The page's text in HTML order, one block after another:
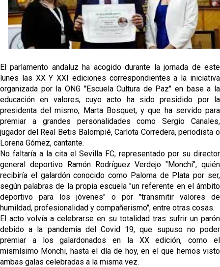
OFICIAL | Juanlu se marcha al Bournemouth
Los posibles herederos del número 16 tras la
marcha de Juanlu
Joan Jordán podría tener al Estrela Amadora como
destino este lunes
El Sevilla FC Femenino ya conoce su rival para
semifinales
IDV reclama dinero al Sevilla por Mercado
El parlamento andaluz ha acogido durante la jornada de este
lunes las XX Y XXI ediciones correspondientes a la iniciativa
organizada por la ONG "Escuela Cultura de Paz" en base a la
educación en valores, cuyo acto ha sido presidido por la
presidenta del mismo, Marta Bosquet, y que ha servido para
premiar a grandes personalidades como Sergio Canales,
jugador del Real Betis Balompié, Carlota Corredera, periodista o
Lorena Gómez, cantante.
No faltaría a la cita el Sevilla FC, representado por su director
general deportivo Ramón Rodríguez Verdejo "Monchi", quién
recibiría el galardón conocido como Paloma de Plata por ser,
según palabras de la propia escuela "un referente en el ámbito
deportivo para los jóvenes" o por "transmitir valores de
humildad, profesionalidad y compañerismo", entre otras cosas.
El acto volvía a celebrarse en su totalidad tras sufrir un parón
debido a la pandemia del Covid 19, que supuso no poder
premiar a los galardonados en la XX edición, como el
mismísimo Monchi, hasta el día de hoy, en el que hemos visto
ambas galas celebradas a la misma vez.